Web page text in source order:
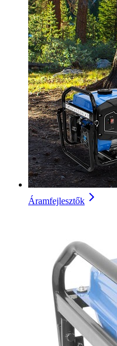
Áramfejlesztők